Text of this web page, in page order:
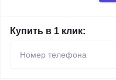
Купить в 1 клик: